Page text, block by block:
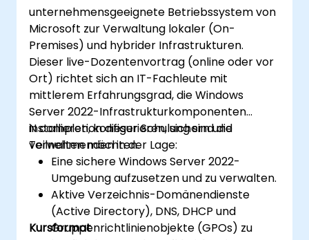
unternehmensgeeignete Betriebssystem von
Microsoft zur Verwaltung lokaler (On-
Premises) und hybrider Infrastrukturen.
Dieser live-Dozentenvortrag (online oder vor
Ort) richtet sich an IT-Fachleute mit
mittlerem Erfahrungsgrad, die Windows
Server 2022-Infrastrukturkomponenten
installieren, konfigurieren, sichern und
verwalten möchten.
N completion dieser Schulung sind die
Teilnehmenden in der Lage:
Eine sichere Windows Server 2022-
Umgebung aufzusetzen und zu verwalten.
Aktive Verzeichnis-Domänendienste
(Active Directory), DNS, DHCP und
Gruppenrichtlinienobjekte (GPOs) zu
Kursformat